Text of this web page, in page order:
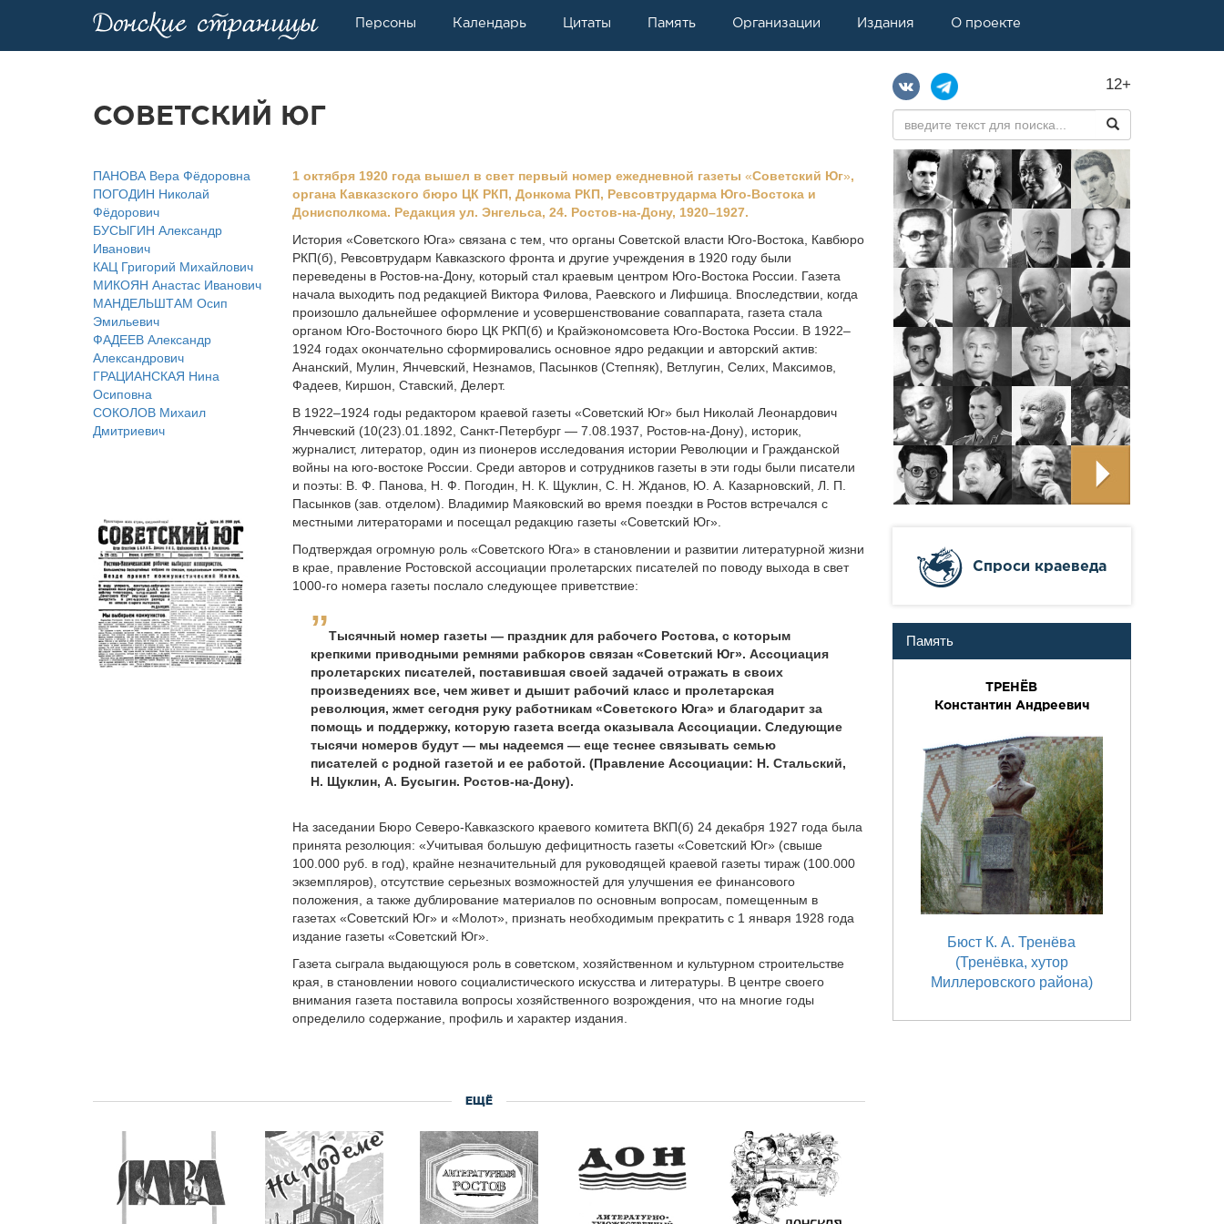
Персоны Календарь Цитаты Память Организации Издания О проекте
СОВЕТСКИЙ ЮГ
ПАНОВА Вера Фёдоровна
ПОГОДИН Николай
Фёдорович
БУСЫГИН Александр
Иванович
КАЦ Григорий Михайлович
МИКОЯН Анастас Иванович
МАНДЕЛЬШТАМ Осип
Эмильевич
ФАДЕЕВ Александр
Александрович
ГРАЦИАНСКАЯ Нина
Осиповна
СОКОЛОВ Михаил
Дмитриевич
1 октября 1920 года вышел в свет первый номер ежедневной газеты«Советский Юг»,
органа Кавказского бюро ЦК РКП, Донкома РКП, Ревсовтрударма Юго-Востока и
Донисполкома. Редакция ул. Энгельса, 24. Ростов-на-Дону, 1920–1927.
История «Советского Юга» связана с тем, что органы Советской власти Юго-Востока, Кавбюро
РКП(б), Ревсовтрударм Кавказского фронта и другие учреждения в 1920 году были
переведены в Ростов-на-Дону, который стал краевым центром Юго-Востока России. Газета
начала выходить под редакцией Виктора Филова, Раевского и Лифшица. Впоследствии, когда
произошло дальнейшее оформление и усовершенствование соваппарата, газета стала
органом Юго-Восточного бюро ЦК РКП(б) и Крайэкономсовета Юго-Востока России. В 1922–
1924 годах окончательно сформировались основное ядро редакции и авторский актив:
Ананский, Мулин, Янчевский, Незнамов, Пасынков (Степняк), Ветлугин, Селих, Максимов,
Фадеев, Киршон, Ставский, Делерт.
В 1922–1924 годы редактором краевой газеты «Советский Юг» был Николай Леонардович
Янчевский (10(23).01.1892, Санкт-Петербург — 7.08.1937, Ростов-на-Дону), историк,
журналист, литератор, один из пионеров исследования истории Революции и Гражданской
войны на юго-востоке России. Среди авторов и сотрудников газеты в эти годы были писатели
и поэты: В. Ф. Панова, Н. Ф. Погодин, Н. К. Щуклин, С. H. Жданов, Ю. А. Казарновский, Л. П.
Пасынков (зав. отделом). Владимир Маяковский во время поездки в Ростов встpечался с
местными литеpатоpами и посещал редакцию газеты «Советский Юг».
Подтверждая огромную роль «Советского Юга» в становлении и развитии литературной жизни
в крае, правление Ростовской ассоциации пролетарских писателей по поводу выхода в свет
1000-го номера газеты послало следующее приветствие:
Тысячный номер газеты — праздник для рабочего Ростова, с которым
крепкими приводными ремнями рабкоров связан «Советский Юг». Ассоциация
пролетарских писателей, поставившая своей задачей отражать в своих
произведениях все, чем живет и дышит рабочий класс и пролетарская
революция, жмет сегодня руку работникам «Советского Юга» и благодарит за
помощь и поддержку, которую газета всегда оказывала Ассоциации. Следующие
тысячи номеров будут — мы надеемся — еще теснее связывать семью
писателей с родной газетой и ее работой. (Правление Ассоциации: Н. Стальский,
Н. Щуклин, А. Бусыгин. Ростов-на-Дону).
На заседании Бюро Северо-Кавказского краевого комитета ВКП(б) 24 декабря 1927 года была
принята резолюция: «Учитывая большую дефицитность газеты «Советский Юг» (свыше
100.000 руб. в год), крайне незначительный для руководящей краевой газеты тираж (100.000
экземпляров), отсутствие серьезных возможностей для улучшения ее финансового
положения, а также дублирование материалов по основным вопросам, помещенным в
газетах «Советский Юг» и «Молот», признать необходимым прекратить с 1 января 1928 года
издание газеты «Советский Юг».
Газета сыграла выдающуюся роль в советском, хозяйственном и культурном строительстве
края, в становлении нового социалистического искусства и литературы. В центре своего
внимания газета поставила вопросы хозяйственного возрождения, что на многие годы
определило содержание, профиль и характер издания.
ЕЩЁ
12+
Cпроси краеведа
Память
ТРЕНЁВ
Константин Андреевич
Бюст К. А. Тренёва
(Тренёвка, хутор
Миллеровского района)